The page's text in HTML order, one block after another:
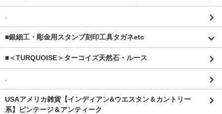
■銀細工・彫金用スタンプ刻印工具タガネetc
■＜TURQUOISE＞ターコイズ天然石・ルース
USAアメリカ雑貨【インディアン&ウエスタン＆カントリー
系】ビンテージ＆アンティーク